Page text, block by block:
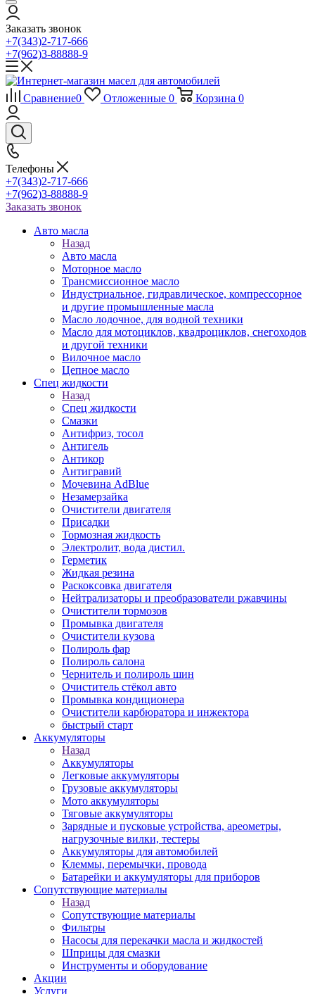
Заказать звонок
+7(343)2-717-666
+7(962)3-88888-9
Сравнение0 Отложенные 0 Корзина 0
Телефоны
+7(343)2-717-666
+7(962)3-88888-9
Заказать звонок
Авто масла
Назад
Авто масла
Моторное масло
Трансмиссионное масло
Индустриальное, гидравлическое, компрессорное
и другие промышленные масла
Масло лодочное, для водной техники
Масло для мотоциклов, квадроциклов, снегоходов
и другой техники
Вилочное масло
Цепное масло
Спец жидкости
Назад
Спец жидкости
Смазки
Антифриз, тосол
Антигель
Антикор
Антигравий
Мочевина AdBlue
Незамерзайка
Очистители двигателя
Присадки
Тормозная жидкость
Электролит, вода дистил.
Герметик
Жидкая резина
Раскоксовка двигателя
Нейтрализаторы и преобразователи ржавчины
Очистители тормозов
Промывка двигателя
Очистители кузова
Полироль фар
Полироль салона
Чернитель и полироль шин
Очиститель стёкол авто
Промывка кондиционера
Очистители карбюратора и инжектора
быстрый старт
Аккумуляторы
Назад
Аккумуляторы
Легковые аккумуляторы
Грузовые аккумуляторы
Мото аккумуляторы
Тяговые аккумуляторы
Зарядные и пусковые устройства, ареометры,
нагрузочные вилки, тестеры
Аккумуляторы для автомобилей
Клеммы, перемычки, провода
Батарейки и аккумуляторы для приборов
Сопутствующие материалы
Назад
Сопутствующие материалы
Фильтры
Насосы для перекачки масла и жидкостей
Шприцы для смазки
Инструменты и оборудование
Акции
Услуги